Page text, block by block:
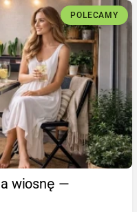
POLECAMY
wiosnę —